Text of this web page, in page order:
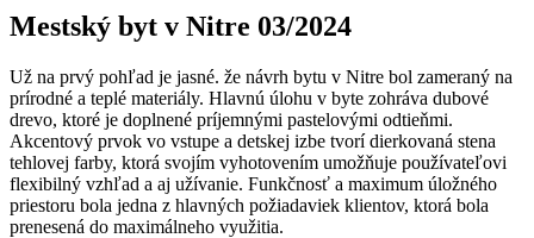
Mestský byt v Nitre 03/2024
Už na prvý pohľad je jasné. že návrh bytu v Nitre bol zameraný na
prírodné a teplé materiály. Hlavnú úlohu v byte zohráva dubové
drevo, ktoré je doplnené príjemnými pastelovými odtieňmi.
Akcentový prvok vo vstupe a detskej izbe tvorí dierkovaná stena
tehlovej farby, ktorá svojím vyhotovením umožňuje používateľovi
flexibilný vzhľad a aj užívanie. Funkčnosť a maximum úložného
priestoru bola jedna z hlavných požiadaviek klientov, ktorá bola
prenesená do maximálneho využitia.